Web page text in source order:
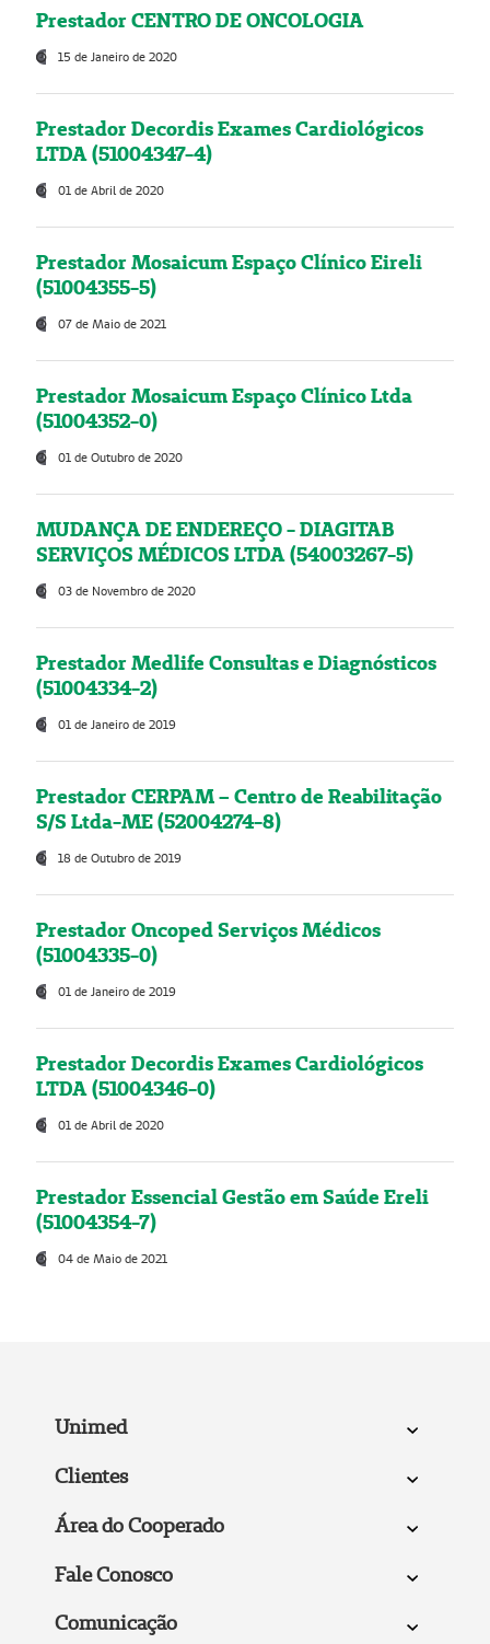
Prestador CENTRO DE ONCOLOGIA
15 de Janeiro de 2020
Prestador Decordis Exames Cardiológicos
LTDA (51004347-4)
01 de Abril de 2020
Prestador Mosaicum Espaço Clínico Eireli
(51004355-5)
07 de Maio de 2021
Prestador Mosaicum Espaço Clínico Ltda
(51004352-0)
01 de Outubro de 2020
MUDANÇA DE ENDEREÇO - DIAGITAB
SERVIÇOS MÉDICOS LTDA (54003267-5)
03 de Novembro de 2020
Prestador Medlife Consultas e Diagnósticos
(51004334-2)
01 de Janeiro de 2019
Prestador CERPAM – Centro de Reabilitação
S/S Ltda-ME (52004274-8)
18 de Outubro de 2019
Prestador Oncoped Serviços Médicos
(51004335-0)
01 de Janeiro de 2019
Prestador Decordis Exames Cardiológicos
LTDA (51004346-0)
01 de Abril de 2020
Prestador Essencial Gestão em Saúde Ereli
(51004354-7)
04 de Maio de 2021
Unimed
Clientes
Área do Cooperado
Fale Conosco
Comunicação